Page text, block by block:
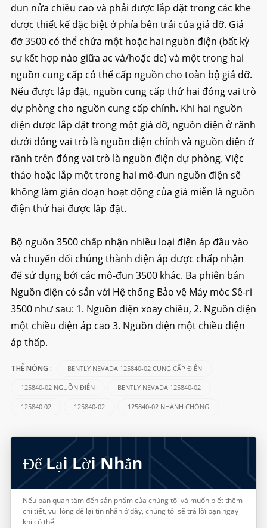
đun nửa chiều cao và phải được lắp đặt trong các khe
được thiết kế đặc biệt ở phía bên trái của giá đỡ. Giá
đỡ 3500 có thể chứa một hoặc hai nguồn điện (bất kỳ
sự kết hợp nào giữa ac và/hoặc dc) và một trong hai
nguồn cung cấp có thể cấp nguồn cho toàn bộ giá đỡ.
Nếu được lắp đặt, nguồn cung cấp thứ hai đóng vai trò
dự phòng cho nguồn cung cấp chính. Khi hai nguồn
điện được lắp đặt trong một giá đỡ, nguồn điện ở rãnh
dưới đóng vai trò là nguồn điện chính và nguồn điện ở
rãnh trên đóng vai trò là nguồn điện dự phòng. Việc
tháo hoặc lắp một trong hai mô-đun nguồn điện sẽ
không làm gián đoạn hoạt động của giá miễn là nguồn
điện thứ hai được lắp đặt.
Bộ nguồn 3500 chấp nhận nhiều loại điện áp đầu vào
và chuyển đổi chúng thành điện áp được chấp nhận
để sử dụng bởi các mô-đun 3500 khác. Ba phiên bản
Nguồn điện có sẵn với Hệ thống Bảo vệ Máy móc Sê-ri
3500 như sau: 1. Nguồn điện xoay chiều, 2. Nguồn điện
một chiều điện áp cao 3. Nguồn điện một chiều điện
áp thấp.
THẺ NÓNG : BENTLY NEVADA 125840-02 CUNG CẤP ĐIỆN
125840-02 NGUỒN ĐIỆN BENTLY NEVADA 125840-02
125840 02 125840-02 125840-02 NHANH CHÓNG
Để Lại Lời Nhắn
Nếu bạn quan tâm đến sản phẩm của chúng tôi và muốn biết thêm
chi tiết, vui lòng để lại tin nhắn ở đây, chúng tôi sẽ trả lời bạn ngay
khi có thể.